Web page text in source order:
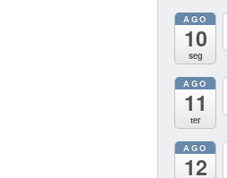
AGO
10
seg
AGO
11
ter
AGO
12